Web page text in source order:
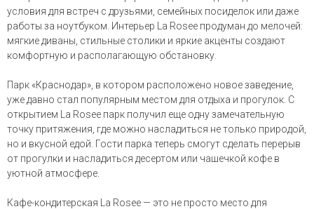
условия для встреч с друзьями, семейных посиделок или даже
работы за ноутбуком. Интерьер La Rosee продуман до мелочей:
мягкие диваны, стильные столики и яркие акценты создают
комфортную и располагающую обстановку.
Парк «Краснодар», в котором расположено новое заведение,
уже давно стал популярным местом для отдыха и прогулок. С
открытием La Rosee парк получил еще одну замечательную
точку притяжения, где можно насладиться не только природой,
но и вкусной едой. Гости парка теперь смогут сделать перерыв
от прогулки и насладиться десертом или чашечкой кофе в
уютной атмосфере.
Кафе-кондитерская La Rosee — это не просто место для